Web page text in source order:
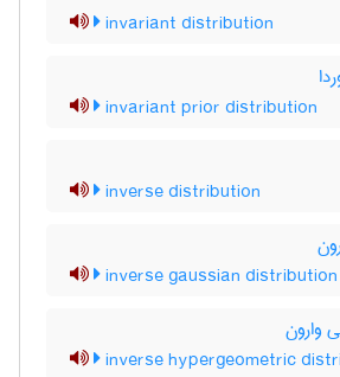
invariant distribution
invariant prior distribution
inverse distribution
inverse gaussian distribution
وارون
inverse hypergeometric